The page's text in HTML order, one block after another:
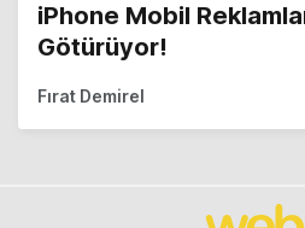
iPhone Mobil
Götürüyor!
Fırat Demirel